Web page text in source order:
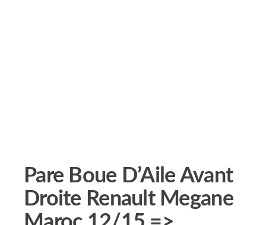
Pare Boue D’Aile Avant
Droite Renault Megane